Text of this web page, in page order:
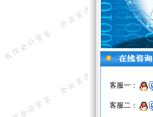
客服一：
客服二：